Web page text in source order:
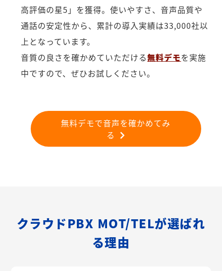
高評価の星5」を獲得。使いやすさ、音声品質や
通話の安定性から、累計の導入実績は33,000社以
上となっています。
音質の良さを確かめていただける無料デモを実施
中ですので、ぜひお試しください。
無料デモで音声を確かめてみ
る
クラウドPBX MOT/TELが選ばれ
る理由